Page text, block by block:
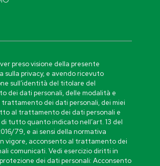
preso visione della presente
sulla privacy, e avendo ricevuto
sull’identità del titolare del
dei dati personali, delle modalità e
dei dati personali, dei miei
al trattamento dei dati personali e
tutto quanto indicato nell’art. 13 del
79, e ai sensi della normativa
vigore, acconsento al trattamento dei
comunicati. Vedi esercizio diritti in
dei dati personali: Acconsento